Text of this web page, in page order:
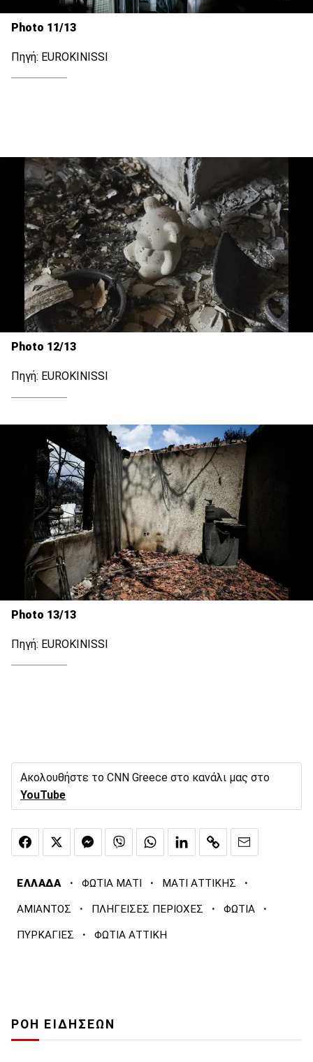
Photo 11/13
Πηγή: EUROKINISSI
Photo 12/13
Πηγή: EUROKINISSI
Photo 13/13
Πηγή: EUROKINISSI
Ακολουθήστε το CNN Greece στο κανάλι μας στο
YouTube
ΕΛΛΑΔΑ · ΦΩΤΙΑ ΜΑΤΙ · ΜΑΤΙ ΑΤΤΙΚΗΣ ·
ΑΜΙΑΝΤΟΣ · ΠΛΗΓΕΙΣΕΣ ΠΕΡΙΟΧΕΣ · ΦΩΤΙΑ ·
ΠΥΡΚΑΓΙΕΣ · ΦΩΤΙΑ ΑΤΤΙΚΗ
ΡΟΗ ΕΙΔΗΣΕΩΝ